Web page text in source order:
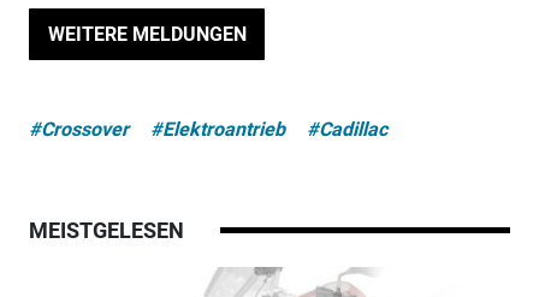
WEITERE MELDUNGEN
#Crossover #Elektroantrieb #Cadillac
MEISTGELESEN